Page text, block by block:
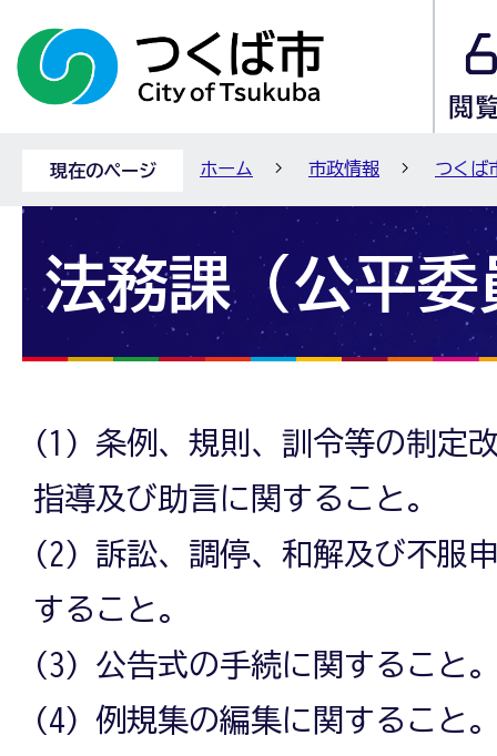
現在のページ ホーム 市政情報 つくば
法務課（公平委
(1) 条例、規則、訓令等の制定
指導及び助言に関すること。
(2) 訴訟、調停、和解及び不服
すること。
(3) 公告式の手続に関すること
(4) 例規集の編集に関すること